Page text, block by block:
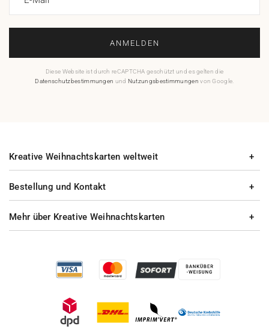
ANMELDEN
Diese Website ist durch reCAPTCHA geschützt und es gelten die
Datenschutzbestimmungen und Nutzungsbestimmungen von Google.
Bestellung und Kontakt
Mehr über Kreative Weihnachtskarten
Kreative Weihnachtskarten weltweit